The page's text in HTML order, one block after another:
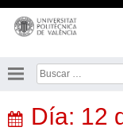
Saltar
contenido
Buscar:
Día: 12